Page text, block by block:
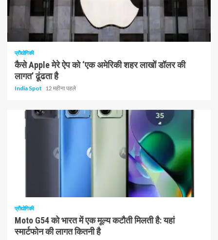
1 न्यूनतम पढ़ा
प्रौद्योगिकी
कैसे Apple मेरे ऐप को ‘एक अमेरिकी शहर लाखों डॉलर की
लागत’ ढूंढता है
India Spot 12 महीना पहले
प्रौद्योगिकी
Moto G54 को भारत में एक मूल्य कटौती मिलती है: यहां
स्मार्टफोन की लागत कितनी है